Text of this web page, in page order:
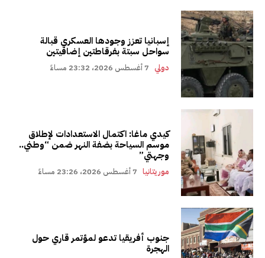
إسبانيا تعزز وجودها العسكري قبالة
سواحل سبتة بفرقاطتين إضافيتين
دولي 7 أغسطس 2026، 23:32 مساءً
كيدي ماغا: اكتمال الاستعدادات لإطلاق
موسم السياحة بضفة النهر ضمن “وطني..
وجهتي”
موريتانيا 7 أغسطس 2026، 23:26 مساءً
جنوب أفريقيا تدعو لمؤتمر قاري حول
الهجرة